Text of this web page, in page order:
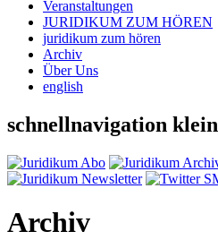
Veranstaltungen
JURIDIKUM ZUM HÖREN
juridikum zum hören
Archiv
Über Uns
english
schnellnavigation klein
Archiv